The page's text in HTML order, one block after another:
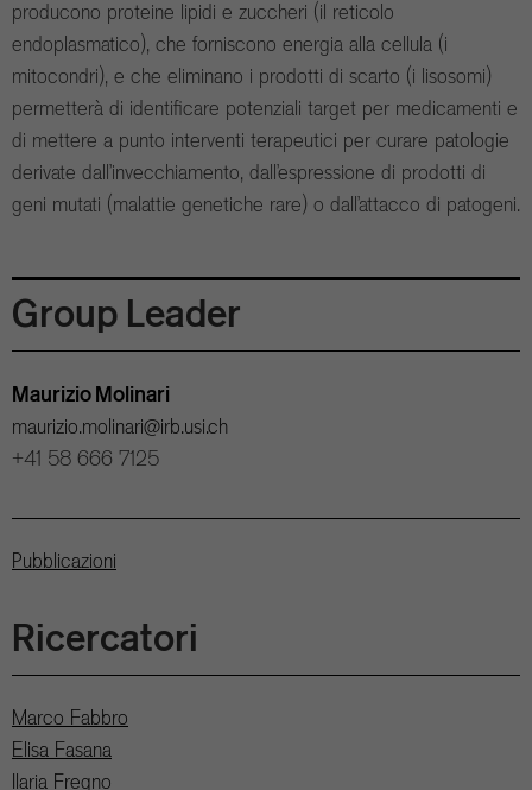
producono proteine lipidi e zuccheri (il reticolo
endoplasmatico), che forniscono energia alla cellula (i
mitocondri), e che eliminano i prodotti di scarto (i lisosomi)
permetterà di identificare potenziali target per medicamenti e
di mettere a punto interventi terapeutici per curare patologie
derivate dall’invecchiamento, dall’espressione di prodotti di
geni mutati (malattie genetiche rare) o dall’attacco di patogeni.
Group Leader
Maurizio Molinari
maurizio.molinari@irb.usi.ch
+41 58 666 7125
Pubblicazioni
Ricercatori
Marco Fabbro
Elisa Fasana
Ilaria Fregno